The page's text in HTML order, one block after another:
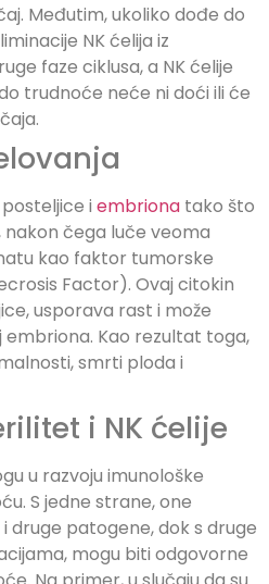
Međutim, ukoliko dođe do
NK ćelija iz
faze ciklusa, a NK ćelije
trudnoće neće ni doći ili će
i embriona tako što
nakon čega luče veoma
kao faktor tumorske
Factor). Ovaj citokin
usporava rast i može
Kao rezultat toga,
smrti ploda i
i NK ćelije
u razvoju imunološke
S jedne strane, one
druge patogene, dok s druge
mogu biti odgovorne